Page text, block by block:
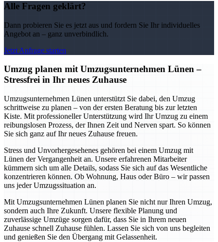
Alle Fragen geklärt?
Dann probieren Sie es jetzt aus und fordern Sie Ihr individuelles
Angebot an – ganz unverbindlich.
Jetzt Anfrage starten
Umzug planen mit Umzugsunternehmen Lünen –
Stressfrei in Ihr neues Zuhause
Umzugsunternehmen Lünen unterstützt Sie dabei, den Umzug
schrittweise zu planen – von der ersten Beratung bis zur letzten
Kiste. Mit professioneller Unterstützung wird Ihr Umzug zu einem
reibungslosen Prozess, der Ihnen Zeit und Nerven spart. So können
Sie sich ganz auf Ihr neues Zuhause freuen.
Stress und Unvorhergesehenes gehören bei einem Umzug mit
Lünen der Vergangenheit an. Unsere erfahrenen Mitarbeiter
kümmern sich um alle Details, sodass Sie sich auf das Wesentliche
konzentrieren können. Ob Wohnung, Haus oder Büro – wir passen
uns jeder Umzugssituation an.
Mit Umzugsunternehmen Lünen planen Sie nicht nur Ihren Umzug,
sondern auch Ihre Zukunft. Unsere flexible Planung und
zuverlässige Umzüge sorgen dafür, dass Sie in Ihrem neuen
Zuhause schnell Zuhause fühlen. Lassen Sie sich von uns begleiten
und genießen Sie den Übergang mit Gelassenheit.